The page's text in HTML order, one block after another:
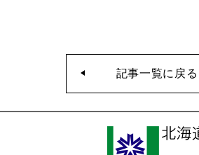
記事一覧に戻る